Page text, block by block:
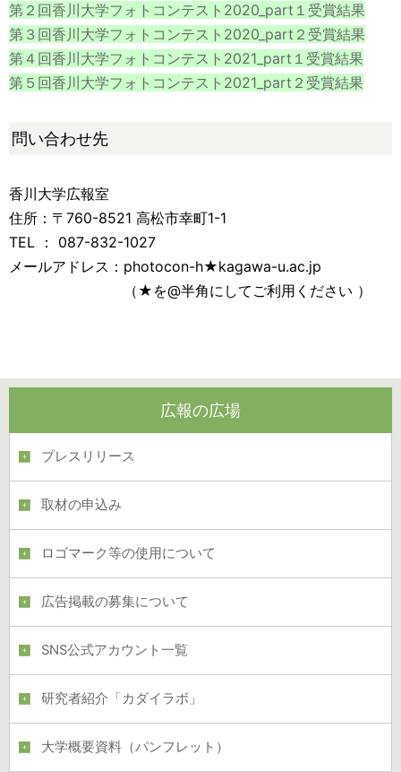
第２回香川大学フォトコンテスト2020_part１受賞結果
第３回香川大学フォトコンテスト2020_part２受賞結果
第４回香川大学フォトコンテスト2021_part１受賞結果
第５回香川大学フォトコンテスト2021_part２受賞結果
問い合わせ先
香川大学広報室
住所：〒760-8521 高松市幸町1-1
TEL ： 087-832-1027
メールアドレス：photocon-h★kagawa-u.ac.jp
（★を@半角にしてご利用ください ）
広報の広場
プレスリリース
取材の申込み
ロゴマーク等の使用について
広告掲載の募集について
SNS公式アカウント一覧
研究者紹介「カダイラボ」
大学概要資料（パンフレット）